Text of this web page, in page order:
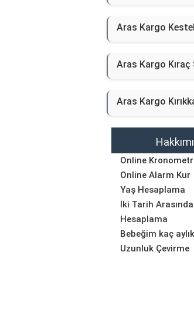
Aras Kargo
Aras Kargo Kıraç
Aras Kargo
Online
Online Alarm Kur
Yaş Hesaplama
İki Tarih
Hesaplama
Bebeğim kaç
Uzunluk Çevirme